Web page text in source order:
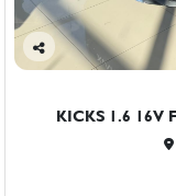
Co
KICKS 1.6 16V